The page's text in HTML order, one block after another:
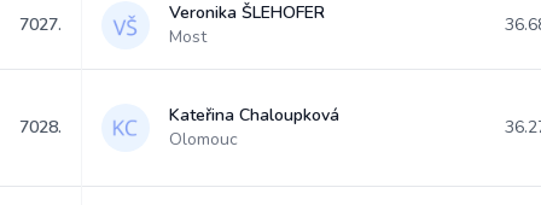
7027.
Veronika ŠLEHOFER
Most
7028.
Kateřina Chaloupková
Olomouc